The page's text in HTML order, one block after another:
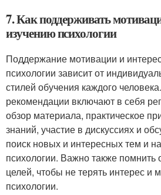
7. Как поддерживать
изучению психологии
Поддержание мотивации и
психологии зависит от
стилей обучения каждого
рекомендации включают в себя
обзор материала, практическое
знаний, участие в дискуссиях и
поиск новых и интересных тем и
психологии. Важно также помнить
целей, чтобы не терять интерес и
психологии.